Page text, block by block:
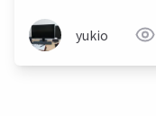
yukio